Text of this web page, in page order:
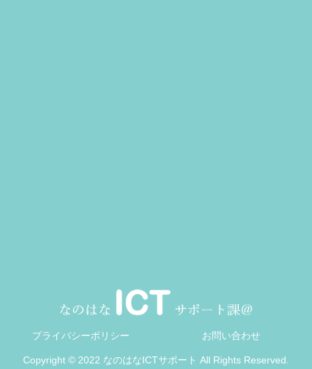
プライバシーポリシー お問い合わせ
Copyright © 2022 なのはなICTサポート All Rights Reserved.